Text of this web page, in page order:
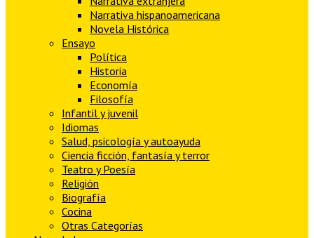
Narrativa hispanoamericana
Novela Histórica
Ensayo
Política
Historia
Economía
Filosofía
Infantil y juvenil
Idiomas
Salud, psicología y autoayuda
Ciencia ficción, fantasía y terror
Teatro y Poesía
Religión
Biografía
Cocina
Otras Categorías